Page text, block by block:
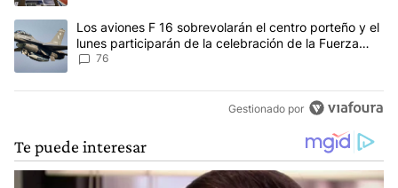
Un artículo de tendencia con el título "Los aviones F 16
Los aviones F 16 sobrevolarán el centro porteño y el
lunes participarán de la celebración de la Fuerza
Aérea
76
Gestionado por